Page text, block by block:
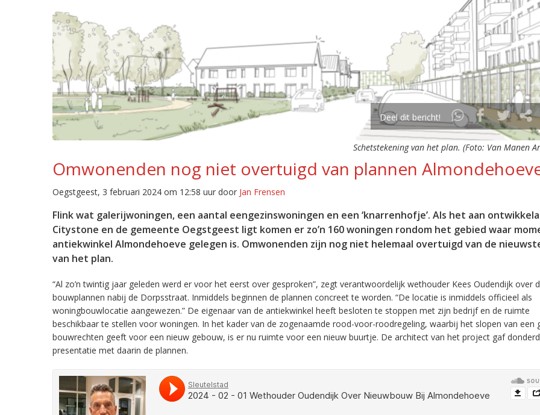
Deel dit bericht!
Schetstekening van het plan. (Foto: Van Manen
Omwonenden nog niet overtuigd van plannen
Oegstgeest, 3 februari 2024 om 12:58 uur door Jan Frensen
Flink wat galerijwoningen, een aantal eengezinswoningen en een ‘knarrenhofje’. Als het aan
Citystone en de gemeente Oegstgeest ligt komen er zo’n 160 woningen rondom het gebied waar
antiekwinkel Almondehoeve gelegen is. Omwonenden zijn nog niet helemaal overtuigd van de
van het plan.
“Al zo’n twintig jaar geleden werd er voor het eerst over gesproken”, zegt verantwoordelijk wethouder Kees Oudendijk over
bouwplannen nabij de Dorpsstraat. Inmiddels beginnen de plannen concreet te worden. “De locatie is inmiddels officieel als
woningbouwlocatie aangewezen.” De eigenaar van de antiekwinkel heeft besloten te stoppen met zijn bedrijf en de ruimte
beschikbaar te stellen voor woningen. In het kader van de zogenaamde rood-voor-roodregeling, waarbij het slopen van een
bouwrechten geeft voor een nieuw gebouw, is er nu ruimte voor een nieuw buurtje. De architect van het project gaf
presentatie met daarin de plannen.